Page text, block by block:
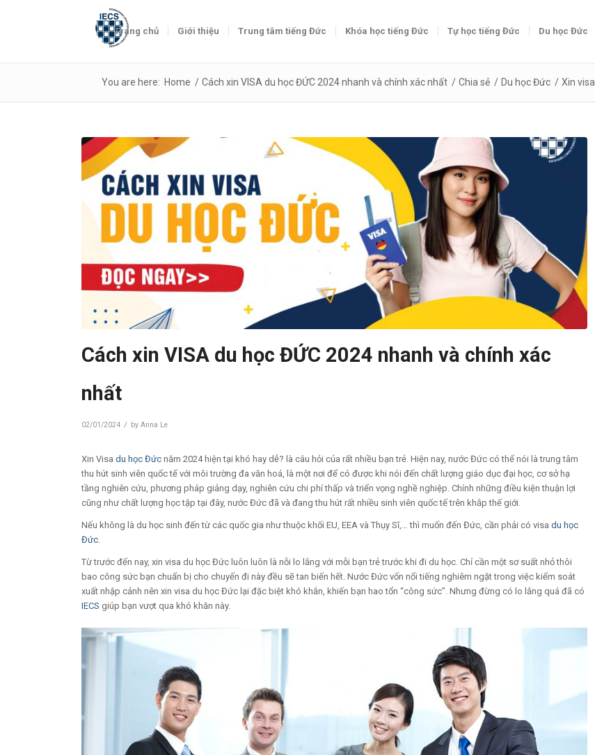
Trang chủ Giới thiệu Trung tâm tiếng Đức Khóa học tiếng Đức Tự học tiếng Đức Du học Đức
You are here: Home / Cách xin VISA du học ĐỨC 2024 nhanh và chính xác nhất / Chia sẻ / Du học Đức / Xin visa
Cách xin VISA du học ĐỨC 2024 nhanh và chính xác
nhất
02/01/2024 / byAnna Le
Xin Visadu học Đức năm 2024 hiện tại khó hay dễ? là câu hỏi của rất nhiều bạn trẻ. Hiện nay, nước Đức có thể nói là trung tâm
thu hút sinh viên quốc tế với môi trường đa văn hoá, là một nơi để có được khi nói đến chất lượng giáo dục đại học, cơ sở hạ
tầng nghiên cứu, phương pháp giảng dạy, nghiên cứu chi phí thấp và triển vọng nghề nghiệp. Chính những điều kiện thuận lợi
cũng như chất lượng học tập tại đây, nước Đức đã và đang thu hút rất nhiều sinh viên quốc tế trên khắp thế giới.
Nếu không là du học sinh đến từ các quốc gia như thuộc khối EU, EEA và Thụy Sĩ,… thì muốn đến Đức, cần phải có visadu học
Đức.
Từ trước đến nay, xin visa du học Đức luôn luôn là nỗi lo lắng với mỗi bạn trẻ trước khi đi du học. Chỉ cần một sơ suất nhỏ thôi
bao công sức bạn chuẩn bị cho chuyến đi này đều sẽ tan biến hết. Nước Đức vốn nổi tiếng nghiêm ngặt trong việc kiểm soát
xuất nhập cảnh nên xin visa du học Đức lại đặc biệt khó khắn, khiến bạn hao tổn “công sức”. Nhưng đừng có lo lắng quá đã có
IECS giúp bạn vượt qua khó khăn này.